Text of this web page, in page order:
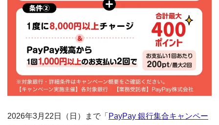
2026年3月22日（日）まで「 PayPay 銀行集合キャンペー